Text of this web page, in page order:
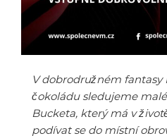
V dobrodružném fantasy
čokoládu sledujeme
Bucketa, který má v
podívat se do místní